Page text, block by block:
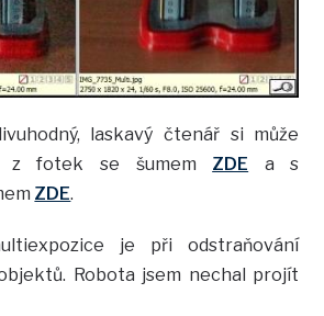
laskavý čtenář si může
z fotek se šumem ZDE a s
ZDE.
je při odstraňování
Robota jsem nechal projít